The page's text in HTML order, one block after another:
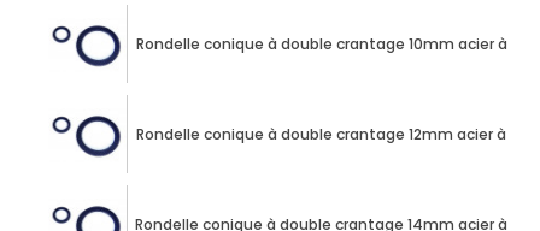
Rondelle conique à double crantage 10mm acier à
Rondelle conique à double crantage 12mm acier à
Rondelle conique à double crantage 14mm acier à